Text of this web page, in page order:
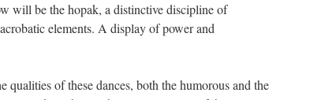
will be the hopak, a distinctive discipline of
elements. A display of power and
of these dances, both the humorous and the